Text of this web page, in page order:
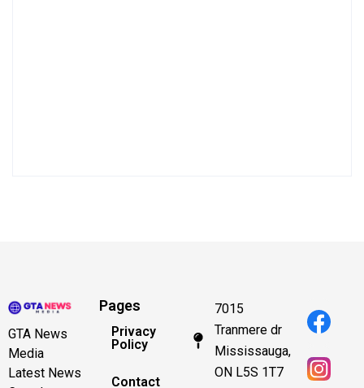
GTA News
Media
Latest News
Pages
Privacy
Policy
Contact
7015
Tranmere dr
Mississauga,
ON L5S 1T7